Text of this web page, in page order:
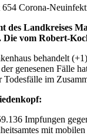
Corona-
des Landkreises
vom Robert-
behandelt
genesenen Fälle
im
Impfungen
mit